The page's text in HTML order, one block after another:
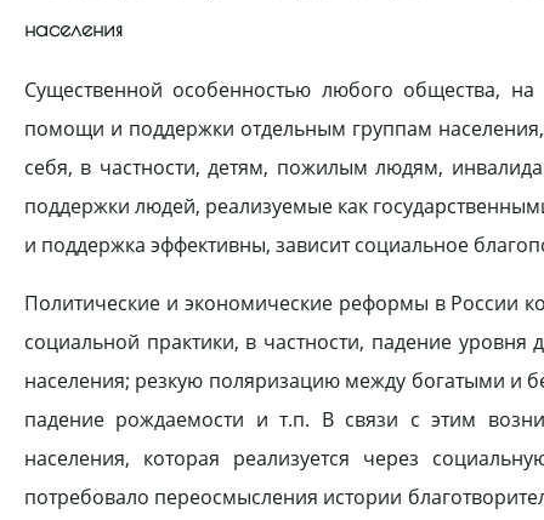
населения
Существенной особенностью любого общества,
помощи и поддержки отдельным группам
себя, в частности, детям, пожилым людям,
поддержки людей, реализуемые как
и поддержка эффективны, зависит социальное
Политические и экономические реформы в России
социальной практики, в частности, падение
населения; резкую поляризацию между богатыми и
падение рождаемости и т.п. В связи с этим
населения, которая реализуется через
потребовало переосмысления истории